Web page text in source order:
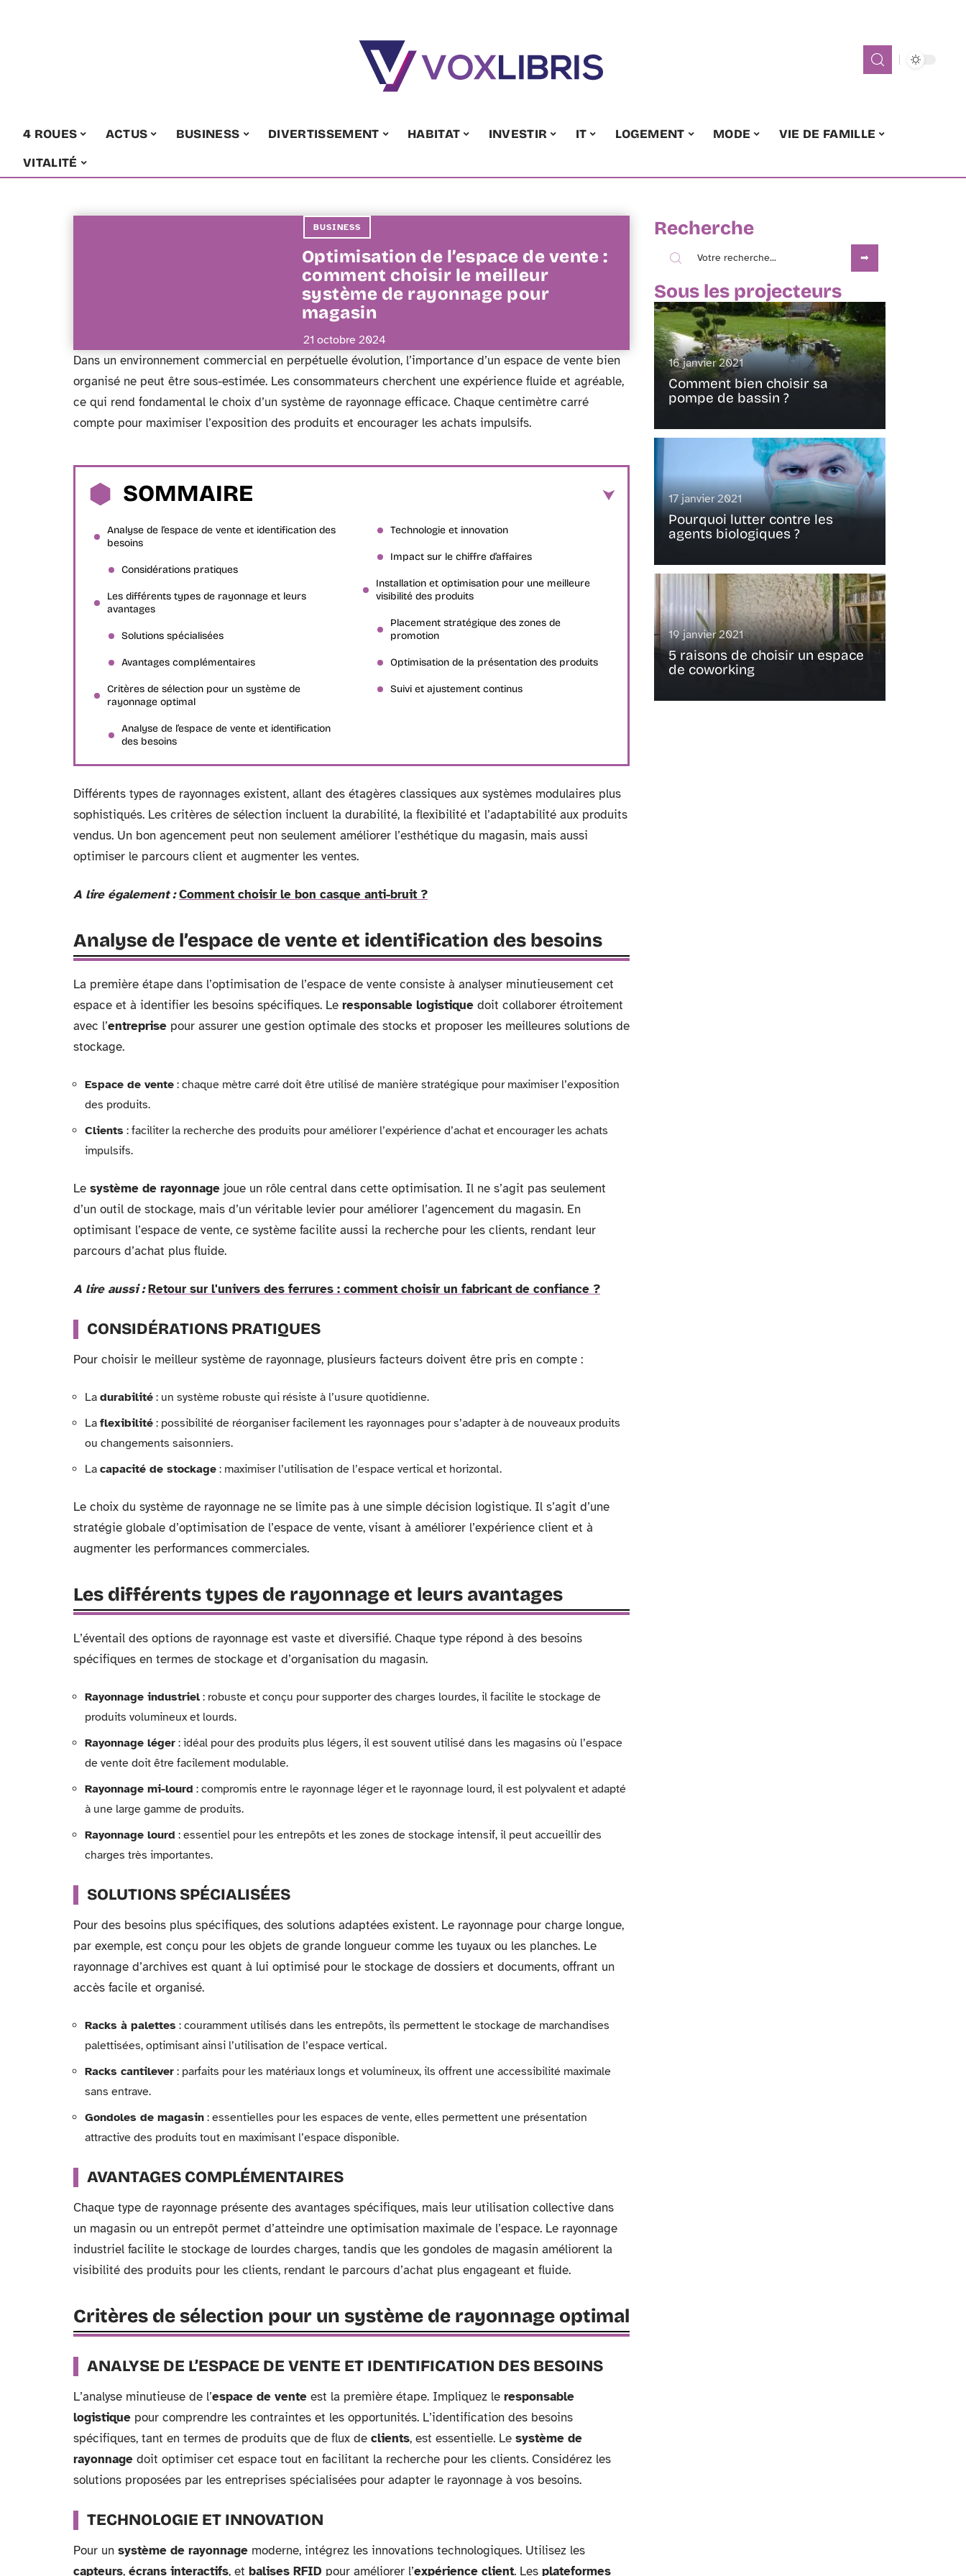
4 ROUES ACTUS BUSINESS DIVERTISSEMENT HABITAT INVESTIR IT LOGEMENT MODE
VIE DE FAMILLE
VITALITÉ
BUSINESS
Optimisation de l’espace de vente :
comment choisir le meilleur
système de rayonnage pour
magasin
21 octobre 2024
Dans un environnement commercial en perpétuelle évolution, l’importance d’un espace de vente bien
organisé ne peut être sous-estimée. Les consommateurs cherchent une expérience fluide et agréable,
ce qui rend fondamental le choix d’un système de rayonnage efficace. Chaque centimètre carré
compte pour maximiser l’exposition des produits et encourager les achats impulsifs.
SOMMAIRE
Analyse de l’espace de vente et identification des
besoins
Considérations pratiques
Les différents types de rayonnage et leurs
avantages
Solutions spécialisées
Avantages complémentaires
Critères de sélection pour un système de
rayonnage optimal
Analyse de l’espace de vente et identification
des besoins
Technologie et innovation
Impact sur le chiffre d’affaires
Installation et optimisation pour une meilleure
visibilité des produits
Placement stratégique des zones de
promotion
Optimisation de la présentation des produits
Suivi et ajustement continus
Différents types de rayonnages existent, allant des étagères classiques aux systèmes modulaires plus
sophistiqués. Les critères de sélection incluent la durabilité, la flexibilité et l’adaptabilité aux produits
vendus. Un bon agencement peut non seulement améliorer l’esthétique du magasin, mais aussi
optimiser le parcours client et augmenter les ventes.
A lire également : Comment choisir le bon casque anti-bruit ?
Analyse de l’espace de vente et identification des besoins
La première étape dans l’optimisation de l’espace de vente consiste à analyser minutieusement cet
espace et à identifier les besoins spécifiques. Le responsable logistique doit collaborer étroitement
avec l’entreprise pour assurer une gestion optimale des stocks et proposer les meilleures solutions de
stockage.
Espace de vente : chaque mètre carré doit être utilisé de manière stratégique pour maximiser l’exposition
des produits.
Clients : faciliter la recherche des produits pour améliorer l’expérience d’achat et encourager les achats
impulsifs.
Le système de rayonnage joue un rôle central dans cette optimisation. Il ne s’agit pas seulement
d’un outil de stockage, mais d’un véritable levier pour améliorer l’agencement du magasin. En
optimisant l’espace de vente, ce système facilite aussi la recherche pour les clients, rendant leur
parcours d’achat plus fluide.
A lire aussi : Retour sur l'univers des ferrures : comment choisir un fabricant de confiance ?
CONSIDÉRATIONS PRATIQUES
Pour choisir le meilleur système de rayonnage, plusieurs facteurs doivent être pris en compte :
La durabilité : un système robuste qui résiste à l’usure quotidienne.
La flexibilité : possibilité de réorganiser facilement les rayonnages pour s’adapter à de nouveaux produits
ou changements saisonniers.
La capacité de stockage : maximiser l’utilisation de l’espace vertical et horizontal.
Le choix du système de rayonnage ne se limite pas à une simple décision logistique. Il s’agit d’une
stratégie globale d’optimisation de l’espace de vente, visant à améliorer l’expérience client et à
augmenter les performances commerciales.
Les différents types de rayonnage et leurs avantages
L’éventail des options de rayonnage est vaste et diversifié. Chaque type répond à des besoins
spécifiques en termes de stockage et d’organisation du magasin.
Rayonnage industriel : robuste et conçu pour supporter des charges lourdes, il facilite le stockage de
produits volumineux et lourds.
Rayonnage léger : idéal pour des produits plus légers, il est souvent utilisé dans les magasins où l’espace
de vente doit être facilement modulable.
Rayonnage mi-lourd : compromis entre le rayonnage léger et le rayonnage lourd, il est polyvalent et adapté
à une large gamme de produits.
Rayonnage lourd : essentiel pour les entrepôts et les zones de stockage intensif, il peut accueillir des
charges très importantes.
SOLUTIONS SPÉCIALISÉES
Pour des besoins plus spécifiques, des solutions adaptées existent. Le rayonnage pour charge longue,
par exemple, est conçu pour les objets de grande longueur comme les tuyaux ou les planches. Le
rayonnage d’archives est quant à lui optimisé pour le stockage de dossiers et documents, offrant un
accès facile et organisé.
Racks à palettes : couramment utilisés dans les entrepôts, ils permettent le stockage de marchandises
palettisées, optimisant ainsi l’utilisation de l’espace vertical.
Racks cantilever : parfaits pour les matériaux longs et volumineux, ils offrent une accessibilité maximale
sans entrave.
Gondoles de magasin : essentielles pour les espaces de vente, elles permettent une présentation
attractive des produits tout en maximisant l’espace disponible.
AVANTAGES COMPLÉMENTAIRES
Chaque type de rayonnage présente des avantages spécifiques, mais leur utilisation collective dans
un magasin ou un entrepôt permet d’atteindre une optimisation maximale de l’espace. Le rayonnage
industriel facilite le stockage de lourdes charges, tandis que les gondoles de magasin améliorent la
visibilité des produits pour les clients, rendant le parcours d’achat plus engageant et fluide.
Critères de sélection pour un système de rayonnage optimal
ANALYSE DE L’ESPACE DE VENTE ET IDENTIFICATION DES BESOINS
L’analyse minutieuse de l’espace de vente est la première étape. Impliquez le responsable
logistique pour comprendre les contraintes et les opportunités. L’identification des besoins
spécifiques, tant en termes de produits que de flux de clients, est essentielle. Le système de
rayonnage doit optimiser cet espace tout en facilitant la recherche pour les clients. Considérez les
solutions proposées par les entreprises spécialisées pour adapter le rayonnage à vos besoins.
TECHNOLOGIE ET INNOVATION
Pour un système de rayonnage moderne, intégrez les innovations technologiques. Utilisez les
capteurs, écrans interactifs, et balises RFID pour améliorer l’expérience client. Les plateformes
Recherche
Sous les projecteurs
16 janvier 2021
Comment bien choisir sa
pompe de bassin ?
17 janvier 2021
Pourquoi lutter contre les
agents biologiques ?
19 janvier 2021
5 raisons de choisir un espace
de coworking